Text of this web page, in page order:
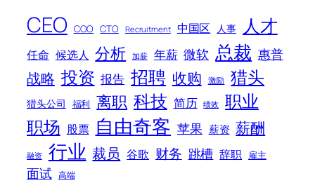
CEO COO CTO Recruitment 中国区 人事 人才
任命 候选人 分析 加薪 年薪 微软 总裁 惠普
战略 投资 报告 招聘 收购 激励 猎头
猎头公司 福利 离职 科技 简历 绩效 职业
职场 股票 自由奇客 苹果 薪资 薪酬
融资 行业 裁员 谷歌 财务 跳槽 辞职 雇主
面试 高端